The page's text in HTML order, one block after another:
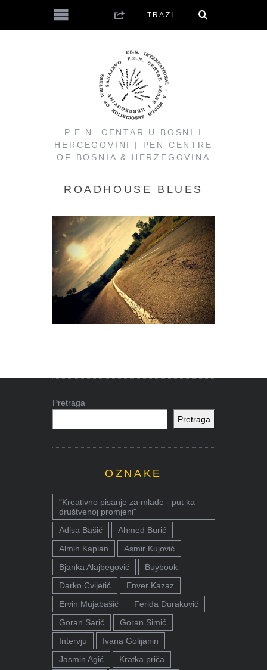
P.E.N. CENTAR U BOSNI I
HERCEGOVINI | PEN CENTRE
OF BOSNIA & HERZEGOVINA
ROADHOUSE BLUES
Pretraga
Pretraga
OZNAKE
"Kreativno pisanje za mlade - put ka
društvenoj promjeni"
Adisa Bašić
Ahmed Burić
Almin Kaplan
Asmir Kujović
Bjanka Alajbegović
Buybook
Darko Cvijetić
Enver Kazaz
Ervin Mujabašić
Ferida Duraković
Goran Sarić
Goran Simić
Intervju
Ivana Golijanin
Jasmin Agić
Kratka priča